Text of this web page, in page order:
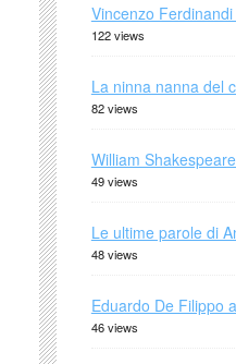
Vincenzo
122 views
La ninna nanna del
82 views
William
49 views
Le ultime parole di
48 views
Eduardo De Filippo
46 views